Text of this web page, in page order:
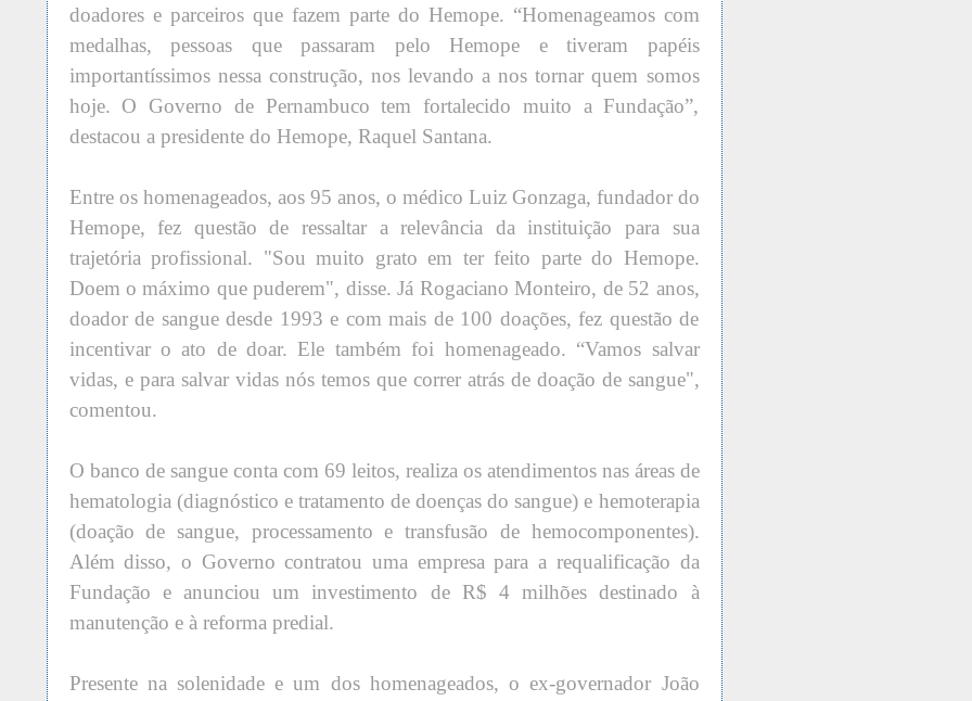
doadores e parceiros que fazem parte do Hemope. “Homenageamos com
medalhas, pessoas que passaram pelo Hemope e tiveram papéis
importantíssimos nessa construção, nos levando a nos tornar quem somos
hoje. O Governo de Pernambuco tem fortalecido muito a Fundação”,
destacou a presidente do Hemope, Raquel Santana.
Entre os homenageados, aos 95 anos, o médico Luiz Gonzaga, fundador do
Hemope, fez questão de ressaltar a relevância da instituição para sua
trajetória profissional. "Sou muito grato em ter feito parte do Hemope.
Doem o máximo que puderem", disse. Já Rogaciano Monteiro, de 52 anos,
doador de sangue desde 1993 e com mais de 100 doações, fez questão de
incentivar o ato de doar. Ele também foi homenageado. “Vamos salvar
vidas, e para salvar vidas nós temos que correr atrás de doação de sangue",
comentou.
O banco de sangue conta com 69 leitos, realiza os atendimentos nas áreas de
hematologia (diagnóstico e tratamento de doenças do sangue) e hemoterapia
(doação de sangue, processamento e transfusão de hemocomponentes).
Além disso, o Governo contratou uma empresa para a requalificação da
Fundação e anunciou um investimento de R$ 4 milhões destinado à
manutenção e à reforma predial.
Presente na solenidade e um dos homenageados, o ex-governador João